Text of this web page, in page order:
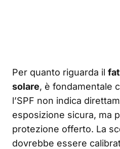
Per quanto riguarda il
solare, è fondamentale
l’SPF non indica
esposizione sicura, ma
protezione offerto. La
dovrebbe essere